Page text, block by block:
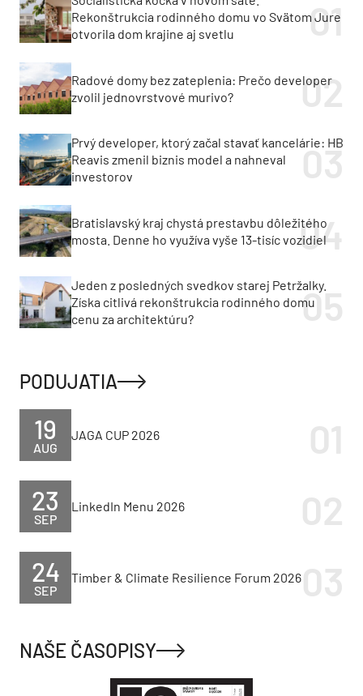
Rekonštrukcia rodinného domu vo Svätom Jure
otvorila dom krajine aj svetlu
Radové domy bez zateplenia: Prečo developer
zvolil jednovrstvové murivo?
Prvý developer, ktorý začal stavať kancelárie: HB
Reavis zmenil biznis model a nahneval
investorov
Bratislavský kraj chystá prestavbu dôležitého
mosta. Denne ho využíva vyše 13-tisíc vozidiel
Jeden z posledných svedkov starej Petržalky.
Získa citlivá rekonštrukcia rodinného domu
cenu za architektúru?
PODUJATIA
AUG
19 JAGA CUP 2026
SEP
23 LinkedIn Menu 2026
SEP
24 Timber & Climate Resilience Forum 2026
NAŠE ČASOPISY